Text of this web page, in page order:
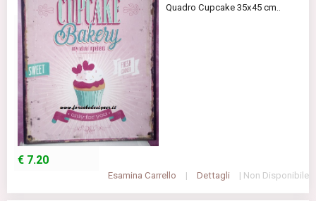
Quadro Cupcake 35x45 cm..
€ 7.20
Esamina Carrello | Dettagli | Non Disponibile